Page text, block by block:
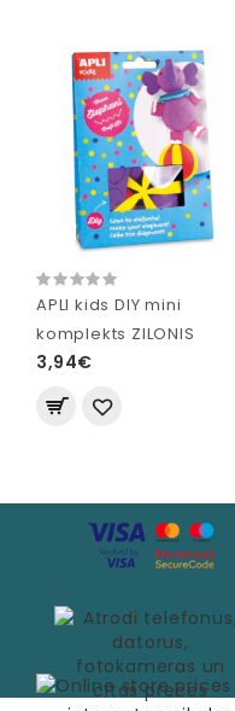
APLI kids DIY mini
komplekts ZILONIS
3,94€